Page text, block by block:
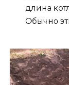
длина
Обычно